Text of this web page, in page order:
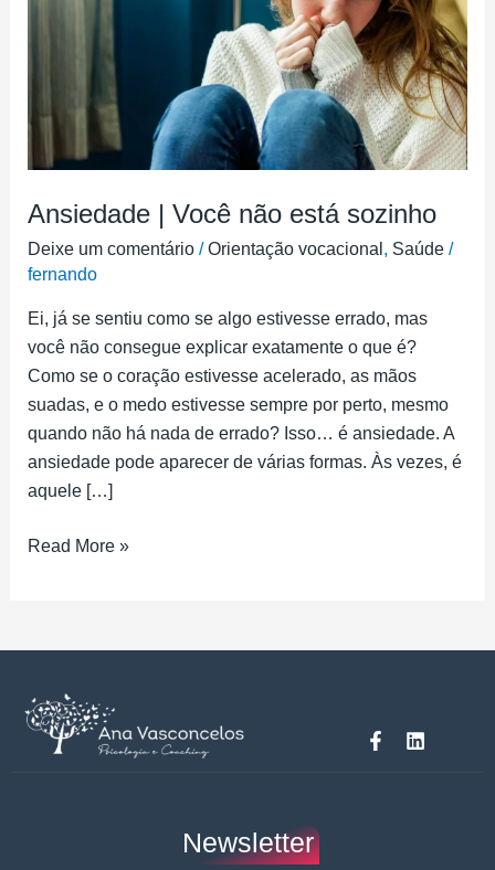
Ansiedade | Você não está sozinho
Deixe um comentário /Orientação vocacional , Saúde/
fernando
Ei, já se sentiu como se algo estivesse errado, mas
você não consegue explicar exatamente o que é?
Como se o coração estivesse acelerado, as mãos
suadas, e o medo estivesse sempre por perto, mesmo
quando não há nada de errado? Isso… é ansiedade. A
ansiedade pode aparecer de várias formas. Às vezes, é
aquele […]
está
Read More »
F
a
L
i
Newsletter